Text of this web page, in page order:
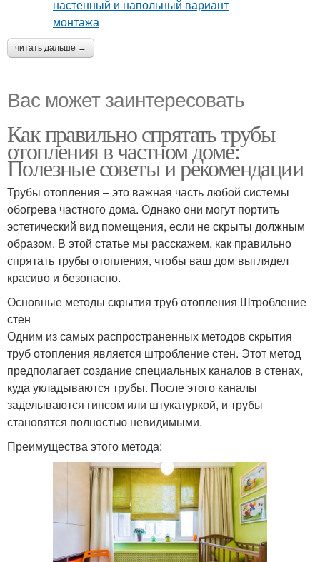
читать дальше →
Вас может заинтересовать
Как правильно спрятать трубы
отопления в частном доме:
Полезные советы и рекомендации
Трубы отопления – это важная часть любой системы
обогрева частного дома. Однако они могут портить
эстетический вид помещения, если не скрыты должным
образом. В этой статье мы расскажем, как правильно
спрятать трубы отопления, чтобы ваш дом выглядел
красиво и безопасно.
Основные методы скрытия труб отопления Штробление
стен
Одним из самых распространенных методов скрытия
труб отопления является штробление стен. Этот метод
предполагает создание специальных каналов в стенах,
куда укладываются трубы. После этого каналы
заделываются гипсом или штукатуркой, и трубы
становятся полностью невидимыми.
Преимущества этого метода: